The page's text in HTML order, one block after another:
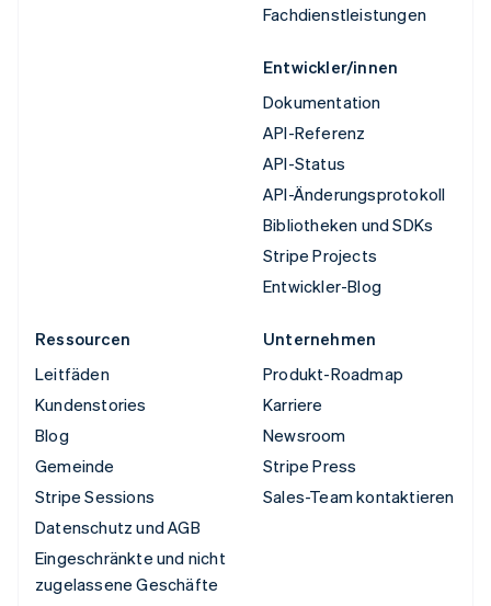
Fachdienstleistungen
Entwickler/innen
Dokumentation
API-Referenz
API-Status
API-Änderungsprotokoll
Bibliotheken und SDKs
Stripe Projects
Entwickler-Blog
Ressourcen
Leitfäden
Kundenstories
Blog
Gemeinde
Stripe Sessions
Datenschutz und AGB
Eingeschränkte und nicht
zugelassene Geschäfte
Unternehmen
Produkt-Roadmap
Karriere
Newsroom
Stripe Press
Sales-Team kontaktieren